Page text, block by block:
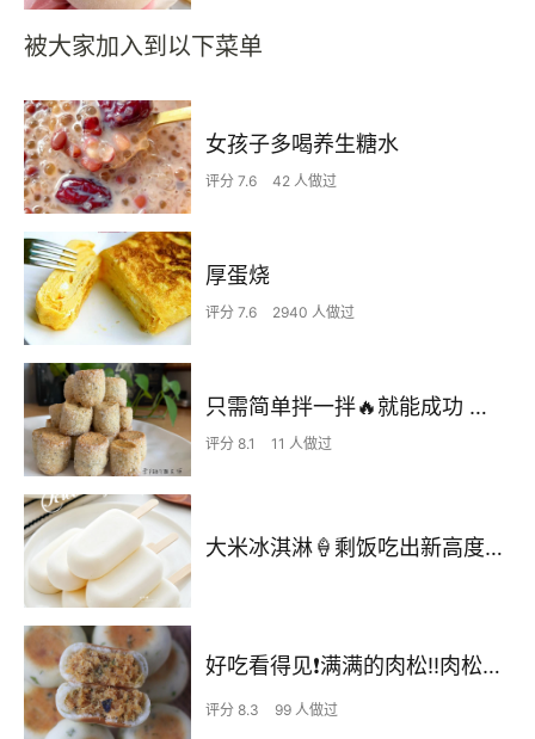
被大家加入到以下菜单
女孩子多喝养生糖水
评分 7.6 42 人做过
厚蛋烧
评分 7.6 2940 人做过
只需简单拌一拌🔥就能成功 香酥伯爵红茶💎饼干 下午茶点 小零食【低油低糖】
评分 8.1 11 人做过
大米冰淇淋🍦剩饭吃出新高度，夏天必吃系列❤️
好吃看得见❗️满满的肉松‼️肉松香葱软皮饼
评分 8.3 99 人做过